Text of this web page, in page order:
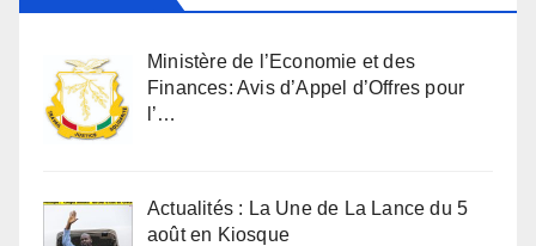
Ministère de l’Economie et des
Finances: Avis d’Appel d’Offres pour
l’…
Actualités : La Une de La Lance du 5
août en Kiosque